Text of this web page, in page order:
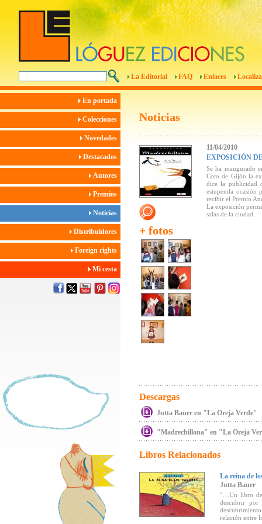
La Editorial FAQ Enlaces
En portada
Colecciones
Novedades
Destacados
Autores
Premios
Noticias
Distribuidores
Foreign rights
Mi cesta
Noticias
+ fotos
11/04/2010
EXPOSICIÓN
Se ha inaugurado
Coto de Gijón la
dice la publicidad
estupenda ocasión
recibir el Premio
La exposición
salas de la ciudad.
Descargas
Jutta Bauer en "La Oreja Verde"
"Madrechillona" en "La Oreja
Libros Relacionados
La reina de
Jutta Bauer
“…Un libro
descubrir
relación entre